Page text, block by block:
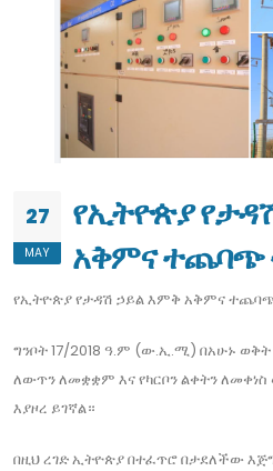
27
MAY
የኢትዮጵያ
አቅምና ተጨባጭ
የኢትዮጵያ የታዳሽ ኃይል እምቅ አቅምና
ግንቦት 17/2018 ዓ.ም (ው.ኢ.ሚ) በአሁኑ
ለውጥን ለመቋቋም እና የካርቦን ልቀትን
እያዞረ ይገኛል።
በዚህ ረገድ ኢትዮጵያ በተፈጥሮ በታደለችው